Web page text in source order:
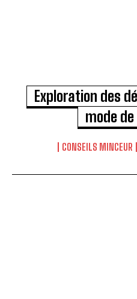
Exploration des
mode
CONSEILS MINCEUR